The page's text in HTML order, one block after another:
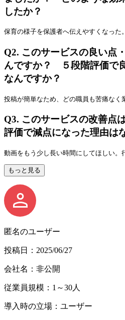
したか？
保育の様子を保護者へ伝えやすくなっ
Q2. このサービスの良い点
んですか？ ５段階評価で
なんですか？
投稿が簡単なため、どの職員も苦痛な
Q3. このサービスの改善点
評価で減点になった理由は
動画をもう少し長い時間にしてほしい
もっと見る
匿名のユーザー
投稿日：2025/06/27
会社名：非公開
従業員規模：1～30人
導入時の立場：ユーザー